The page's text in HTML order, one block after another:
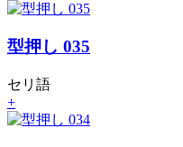
型押し 035
セリ語
+